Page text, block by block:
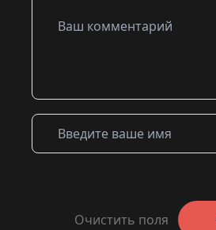
Очистить поля